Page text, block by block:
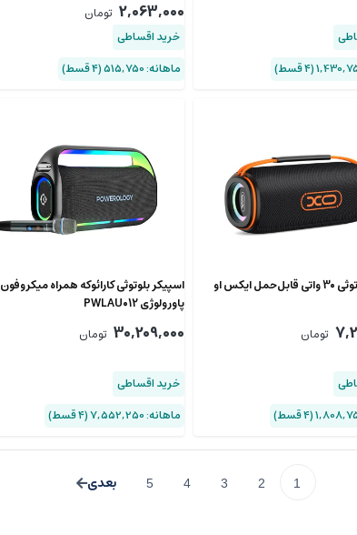
2,063,000 تومان
خرید اقساطی
ماهانه: 515,750 (۴ قسط)
اسپیکر بلوتوثی 30 واتی قابل‌حمل ایکس او
تومان
اسپیکر بلوتوثی کارائوکه همراه میکروفون
پاورولوژی PWLAU012
30,209,000 تومان
خرید اقساطی
ماهانه: 7,552,250 (۴ قسط)
1
2
3
4
5